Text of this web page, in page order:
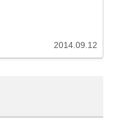
2014.09.12